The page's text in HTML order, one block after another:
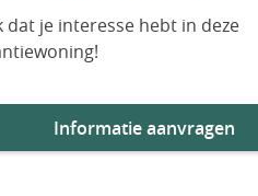
dat je interesse hebt in deze
Informatie aanvragen